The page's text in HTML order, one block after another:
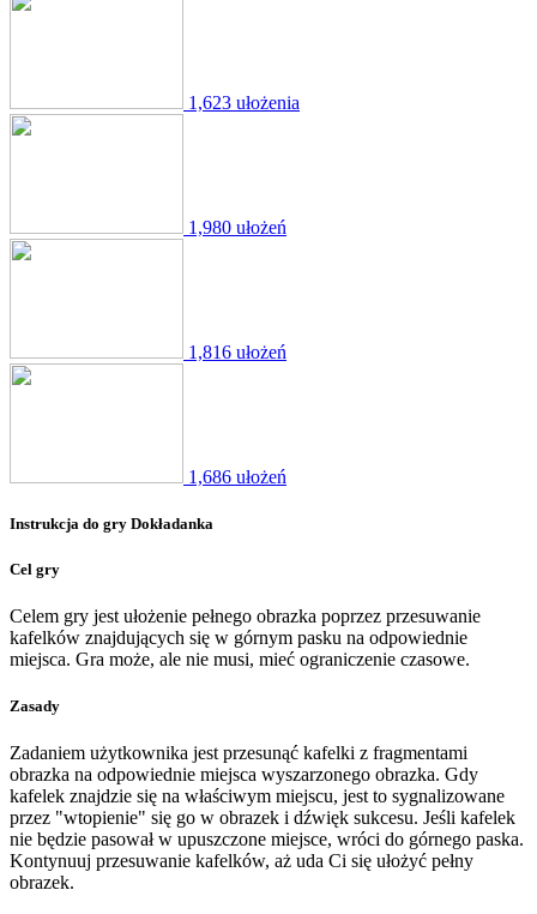
1,623 ułożenia
1,980 ułożeń
1,816 ułożeń
1,686 ułożeń
Instrukcja do gry Dokładanka
Cel gry
Celem gry jest ułożenie pełnego obrazka poprzez przesuwanie
kafelków znajdujących się w górnym pasku na odpowiednie
miejsca. Gra może, ale nie musi, mieć ograniczenie czasowe.
Zasady
Zadaniem użytkownika jest przesunąć kafelki z fragmentami
obrazka na odpowiednie miejsca wyszarzonego obrazka. Gdy
kafelek znajdzie się na właściwym miejscu, jest to sygnalizowane
przez "wtopienie" się go w obrazek i dźwięk sukcesu. Jeśli kafelek
nie będzie pasował w upuszczone miejsce, wróci do górnego paska.
Kontynuuj przesuwanie kafelków, aż uda Ci się ułożyć pełny
obrazek.